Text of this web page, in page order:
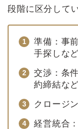
段階に区分して
準備：事
手探しなど
交渉：条
約締結など
クロージ
経営統合